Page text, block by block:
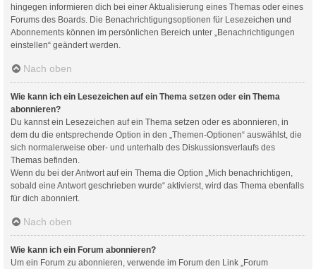
hingegen informieren dich bei einer Aktualisierung eines Themas oder eines
Forums des Boards. Die Benachrichtigungsoptionen für Lesezeichen und
Abonnements können im persönlichen Bereich unter „Benachrichtigungen
einstellen“ geändert werden.
Nach oben
Wie kann ich ein Lesezeichen auf ein Thema setzen oder ein Thema
abonnieren?
Du kannst ein Lesezeichen auf ein Thema setzen oder es abonnieren, in
dem du die entsprechende Option in den „Themen-Optionen“ auswählst, die
sich normalerweise ober- und unterhalb des Diskussionsverlaufs des
Themas befinden.
Wenn du bei der Antwort auf ein Thema die Option „Mich benachrichtigen,
sobald eine Antwort geschrieben wurde“ aktivierst, wird das Thema ebenfalls
für dich abonniert.
Nach oben
Wie kann ich ein Forum abonnieren?
Um ein Forum zu abonnieren, verwende im Forum den Link „Forum